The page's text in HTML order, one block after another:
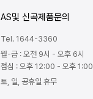
AS및 신곡제품문의
Tel. 1644-3360
월-금 : 오전 9시 - 오후 6시
점심 : 오후 12:00 - 오후 1:00
토, 일, 공휴일 휴무